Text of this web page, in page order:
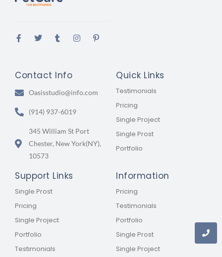
Contact Info
Oasisstudio@info.com
(914) 937-6019
345 William St Port
Chester, New York(NY),
10573
Quick Links
Testimonials
Pricing
Single Project
Single Prost
Portfolio
Support Links
Single Prost
Pricing
Single Project
Portfolio
Testimonials
Information
Pricing
Testimonials
Portfolio
Single Prost
Single Project